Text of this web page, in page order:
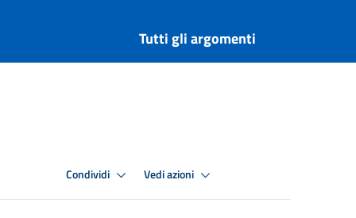
Tutti gli argomenti
Condividi Vedi azioni